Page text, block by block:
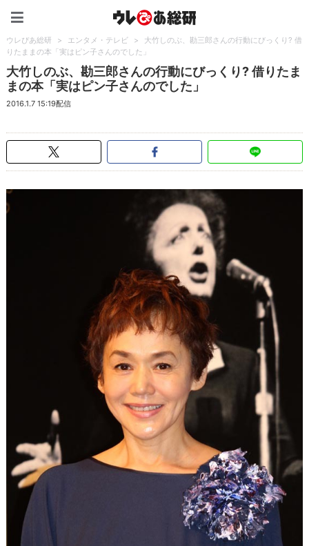
ウレぴあ総研 > エンタメ・テレビ >
大竹しのぶ、勘三郎さんの行動にびっくり? 借
りたままの本「実はピン子さんのでした」
大竹しのぶ、勘三郎さんの行動にびっくり? 借りたま
まの本「実はピン子さんのでした」
2016.1.7 15:19配信